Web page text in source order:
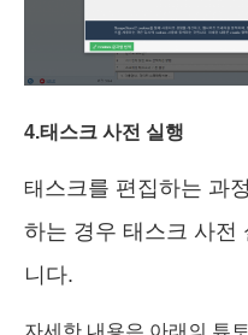
4.태스크 사전 실행
태 스크를 편집하는 과
하는 경우 태스크 사전
니다.